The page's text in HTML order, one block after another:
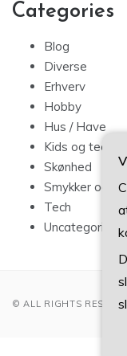
Categories
Blog
Diverse
Erhverv
Hobby
Hus / Have
Kids og teens
Skønhed
Smykker og
Tech
Uncategorized
© ALL RIGHTS